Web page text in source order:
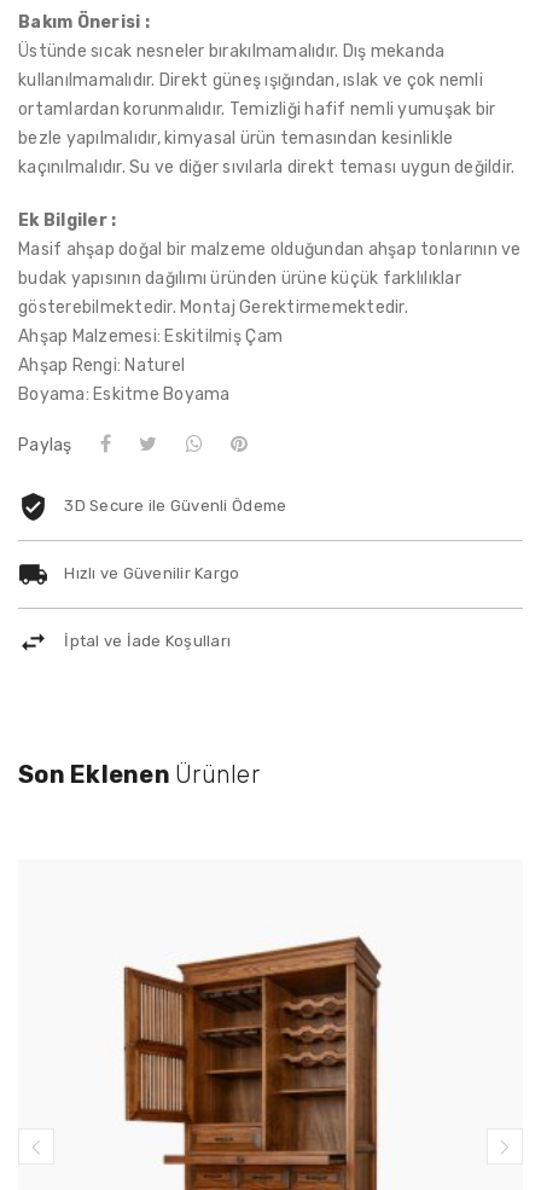
Bakım Önerisi :
Üstünde sıcak nesneler bırakılmamalıdır. Dış mekanda
kullanılmamalıdır. Direkt güneş ışığından, ıslak ve çok nemli
ortamlardan korunmalıdır. Temizliği hafif nemli yumuşak bir
bezle yapılmalıdır, kimyasal ürün temasından kesinlikle
kaçınılmalıdır. Su ve diğer sıvılarla direkt teması uygun değildir.
Ek Bilgiler :
Masif ahşap doğal bir malzeme olduğundan ahşap tonlarının ve
budak yapısının dağılımı üründen ürüne küçük farklılıklar
gösterebilmektedir. Montaj Gerektirmemektedir.
Ahşap Malzemesi: Eskitilmiş Çam
Ahşap Rengi: Naturel
Boyama: Eskitme Boyama
Paylaş
3D Secure ile Güvenli Ödeme
Hızlı ve Güvenilir Kargo
İptal ve İade Koşulları
Son Eklenen Ürünler